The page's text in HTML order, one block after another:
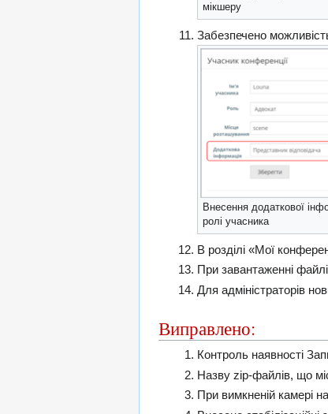
мікшеру
Забезпечено
Внесення додаткової
ролі учасника
В розділі «Мої
При завантаженні
Для адміністраторів
Виправлено:
Контроль наявності
Назву zip-файлів, що
При вимкненій камері